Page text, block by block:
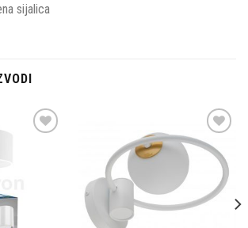
sijalica
Dodaj u
omiljene